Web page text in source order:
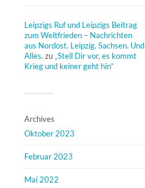
Leipzigs Ruf und Leipzigs Beitrag
zum Weltfrieden – Nachrichten
aus Nordost. Leipzig. Sachsen. Und
Alles. zu „Stell Dir vor, es kommt
Krieg und keiner geht hin“
Archives
Oktober 2023
Februar 2023
Mai 2022